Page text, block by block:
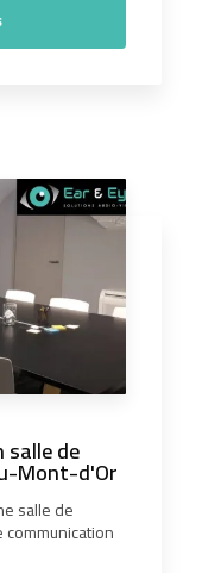
de
Mont-d'Or
salle de